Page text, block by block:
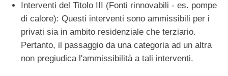
Interventi del Titolo III (Fonti rinnovabili - es. pompe
di calore): Questi interventi sono ammissibili per i
privati sia in ambito residenziale che terziario.
Pertanto, il passaggio da una categoria ad un altra
non pregiudica l'ammissibilità a tali interventi.